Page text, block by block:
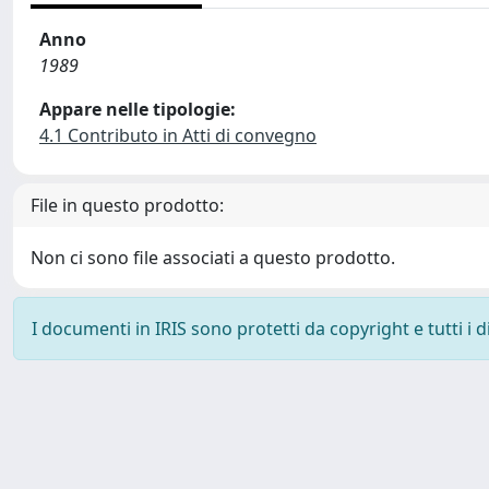
Anno
1989
Appare nelle tipologie:
4.1 Contributo in Atti di convegno
File in questo prodotto:
Non ci sono file associati a questo prodotto.
I documenti in IRIS sono protetti da copyright e tutti i